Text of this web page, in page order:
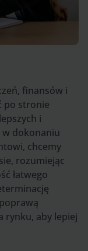
finansów i
po stronie
i
w dokonaniu
chcemy
rozumiejąc
łatwego
rynku, aby lepiej